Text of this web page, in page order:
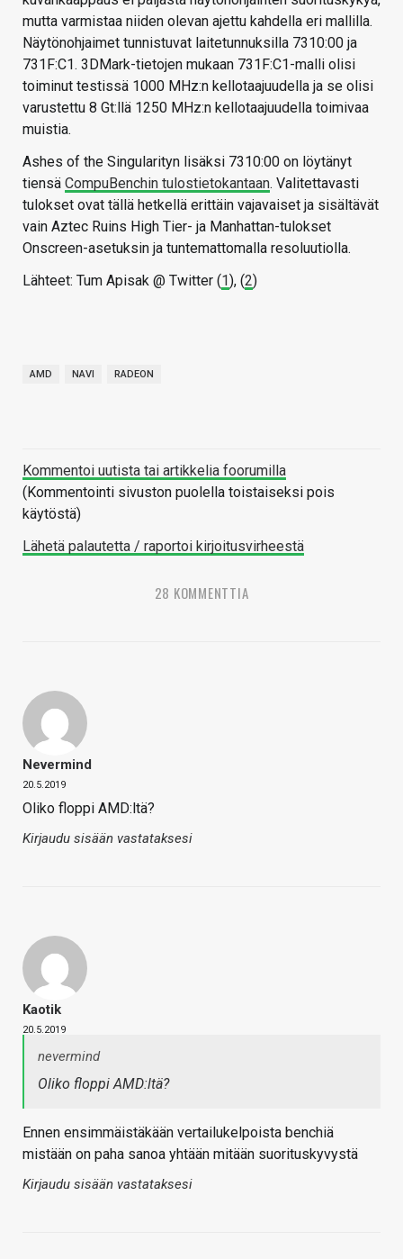
mutta varmistaa niiden olevan ajettu kahdella eri mallilla.
Näytönohjaimet tunnistuvat laitetunnuksilla 7310:00 ja
731F:C1. 3DMark-tietojen mukaan 731F:C1-malli olisi
toiminut testissä 1000 MHz:n kellotaajuudella ja se olisi
varustettu 8 Gt:llä 1250 MHz:n kellotaajuudella toimivaa
muistia.
Ashes of the Singularityn lisäksi 7310:00 on löytänyt
tiensä CompuBenchin tulostietokantaan. Valitettavasti
tulokset ovat tällä hetkellä erittäin vajavaiset ja sisältävät
vain Aztec Ruins High Tier- ja Manhattan-tulokset
Onscreen-asetuksin ja tuntemattomalla resoluutiolla.
Lähteet: Tum Apisak @ Twitter (1), (2)
AMD NAVI RADEON
Kommentoi uutista tai artikkelia foorumilla
(Kommentointi sivuston puolella toistaiseksi pois
käytöstä)
Lähetä palautetta / raportoi kirjoitusvirheestä
28 KOMMENTTIA
Nevermind
20.5.2019
Oliko floppi AMD:ltä?
Kirjaudu sisään vastataksesi
Kaotik
20.5.2019
nevermind
Oliko floppi AMD:ltä?
Ennen ensimmäistäkään vertailukelpoista benchiä
mistään on paha sanoa yhtään mitään suorituskyvystä
Kirjaudu sisään vastataksesi